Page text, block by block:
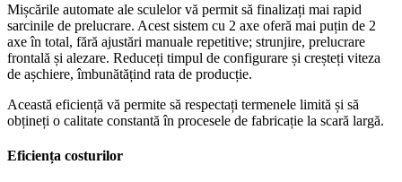
Mișcările automate ale sculelor vă permit să finalizați mai rapid
sarcinile de prelucrare. Acest sistem cu 2 axe oferă mai puțin de 2
axe în total, fără ajustări manuale repetitive; strunjire, prelucrare
frontală și alezare. Reduceți timpul de configurare și creșteți viteza
de așchiere, îmbunătățind rata de producție.
Această eficiență vă permite să respectați termenele limită și să
obțineți o calitate constantă în procesele de fabricație la scară largă.
Eficiența costurilor